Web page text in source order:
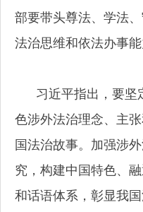
部要带头尊法、学法
法治思维和依法办事能
习近平指出，要坚
色涉外法治理念、主
国法治故事。加强涉
究，构建中国特色、
和话语体系，彰显我